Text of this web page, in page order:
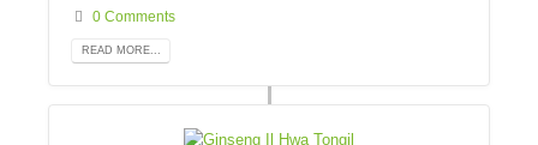
0 Comments
READ MORE...